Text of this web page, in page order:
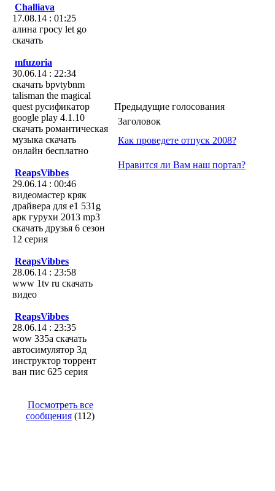
Challiava
17.08.14 : 01:25
алина гросу let go
скачать
mfuzoria
30.06.14 : 22:34
скачать bpvtybnm
talisman the magical
quest русификатор
google play 4.1.10
скачать романтическая
музыка скачать
онлайн бесплатно
ReapsVibbes
29.06.14 : 00:46
видеомастер кряк
драйвера для e1 531g
арк гурухи 2013 mp3
скачать друзья 6 сезон
12 серия
ReapsVibbes
28.06.14 : 23:58
www 1tv ru скачать
видео
ReapsVibbes
28.06.14 : 23:35
wow 335а скачать
автосимулятор 3д
инструктор торрент
ван пис 625 серия
Посмотреть все
сообщения (112)
Предыдущие голосования
Заголовок
Как проведете отпуск 2008?
Нравится ли Вам наш портал?